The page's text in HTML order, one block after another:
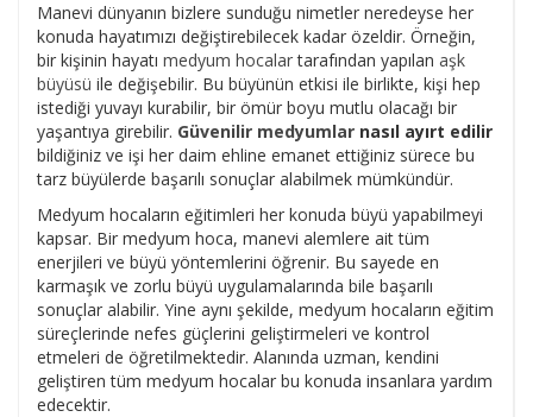
Manevi dünyanın bizlere sunduğu nimetler neredeyse her
konuda hayatımızı değiştirebilecek kadar özeldir. Örneğin,
bir kişinin hayatı medyum hocalartarafından yapılan aşk
büyüsü ile değişebilir. Bu büyünün etkisi ile birlikte, kişi hep
istediği yuvayı kurabilir, bir ömür boyu mutlu olacağı bir
yaşantıya girebilir. Güvenilir medyumlar nasıl ayırt edilir
bildiğiniz ve işi her daim ehline emanet ettiğiniz sürece bu
tarz büyülerde başarılı sonuçlar alabilmek mümkündür.
Medyum hocaların eğitimleri her konuda büyü yapabilmeyi
kapsar. Bir medyum hoca, manevi alemlere ait tüm
enerjileri ve büyü yöntemlerini öğrenir. Bu sayede en
karmaşık ve zorlu büyü uygulamalarında bile başarılı
sonuçlar alabilir. Yine aynı şekilde, medyum hocaların eğitim
süreçlerinde nefes güçlerini geliştirmeleri ve kontrol
etmeleri de öğretilmektedir. Alanında uzman, kendini
geliştiren tüm medyum hocalar bu konuda insanlara yardım
edecektir.